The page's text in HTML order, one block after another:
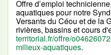
Offre d’emploi
aquatiques pour notre
Versants du Céou et de la
rivières, bassins et cours
territorial.fr/offre/
milieux-aquatiques.